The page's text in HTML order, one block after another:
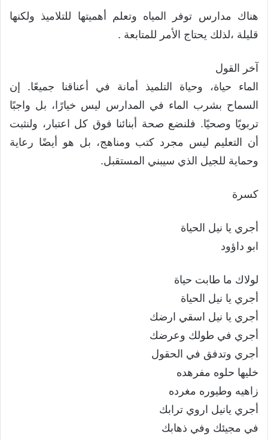
هناك مدارس توفر المياه وتعلم أهميتها للتلاميذ ولكنها
قليلة ،لذلك يحتاج الأمر للمتابعة .
آخر القول
الماء حياة، وحياة التلميذ أمانة في أعناقنا جميعًا. إن
السماح بشرب الماء في المدارس ليس خيارًا، بل واجبًا
تربويًا وصحيًا. فلنضع صحة أبنائنا فوق كل اعتبار، ولنثبت
أن التعليم ليس مجرد كتب ومناهج، بل هو أيضًا رعاية
وحماية للجيل الذي سيبني المستقبل.
كسرة
أجري يا نيل الحياة
ابو داؤود
لولاك ما طابت حياة
أجري يا نيل الحياة
أجري يا نيل اسقي ارضك
أجري في طولك وعرضك
أجري وتدفق في الحقول
خليها حلوه مفرهده
زاهيه وطيوره مغرده
أجري يانيل اروي ترابك
في مجيئك وفي ذهابك